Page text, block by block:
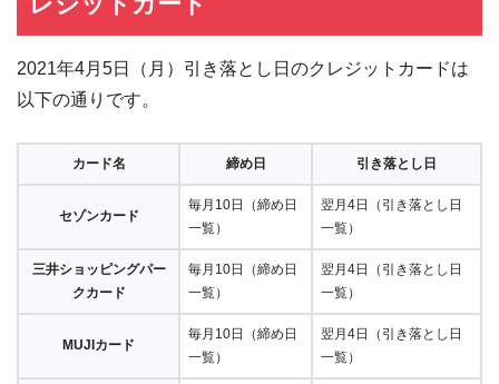
2021年4月5日（月）引き落とし日のクレジットカードは
以下の通りです。
カード名 締め日 引き落とし日
セゾンカード
毎月10日（締め日
一覧）
翌月4日（引き落とし日
一覧）
三井ショッピングパー
クカード
毎月10日（締め日
一覧）
翌月4日（引き落とし日
一覧）
MUJIカード
毎月10日（締め日
一覧）
翌月4日（引き落とし日
一覧）